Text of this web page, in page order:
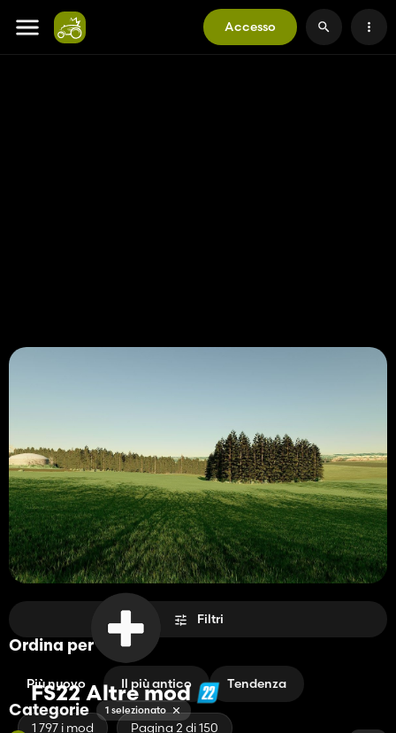
Accesso
FS22 Altre mod
1 797 i mod Pagina 2 di 150
Filtri
Ordina per
Più nuovo Il più antico Tendenza
Categorie 1 selezionato